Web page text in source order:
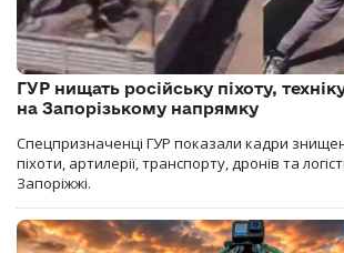
ГУР нищать російську піхоту,
на Запорізькому напрямку
Спецпризначенці ГУР показали кадри
піхоти, артилерії, транспорту, дронів та
Запоріжжі.